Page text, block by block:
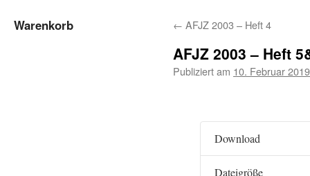
← AFJZ 2003 – Heft 4
AFJZ 2003 – Heft
Publiziert am 10. Februar 2019
Download
Dateigröße
Warenkorb